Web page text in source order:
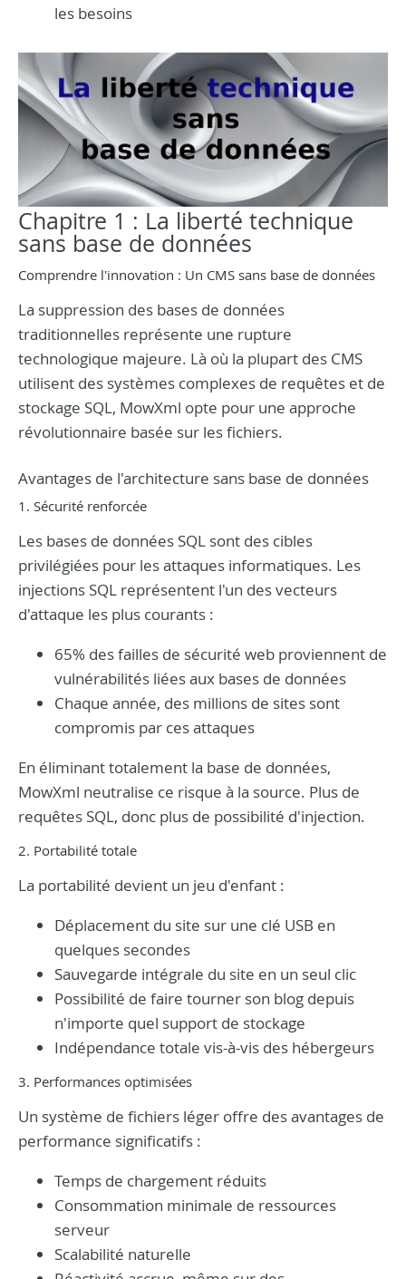
les besoins
Chapitre 1 : La liberté technique
sans base de données
Comprendre l'innovation : Un CMS sans base de données
La suppression des bases de données
traditionnelles représente une rupture
technologique majeure. Là où la plupart des CMS
utilisent des systèmes complexes de requêtes et de
stockage SQL, MowXml opte pour une approche
révolutionnaire basée sur les fichiers.
Avantages de l'architecture sans base de données
1. Sécurité renforcée
Les bases de données SQL sont des cibles
privilégiées pour les attaques informatiques. Les
injections SQL représentent l'un des vecteurs
d'attaque les plus courants :
65% des failles de sécurité web proviennent de
vulnérabilités liées aux bases de données
Chaque année, des millions de sites sont
compromis par ces attaques
En éliminant totalement la base de données,
MowXml neutralise ce risque à la source. Plus de
requêtes SQL, donc plus de possibilité d'injection.
2. Portabilité totale
La portabilité devient un jeu d'enfant :
Déplacement du site sur une clé USB en
quelques secondes
Sauvegarde intégrale du site en un seul clic
Possibilité de faire tourner son blog depuis
n'importe quel support de stockage
Indépendance totale vis-à-vis des hébergeurs
3. Performances optimisées
Un système de fichiers léger offre des avantages de
performance significatifs :
Temps de chargement réduits
Consommation minimale de ressources
serveur
Scalabilité naturelle